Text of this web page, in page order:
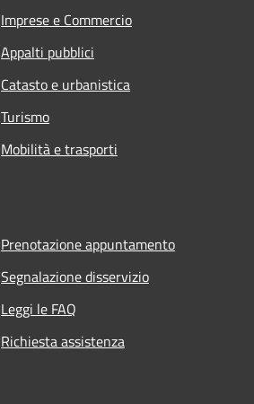
Imprese e Commercio
Appalti pubblici
Catasto e urbanistica
Turismo
Mobilità e trasporti
Prenotazione appuntamento
Segnalazione disservizio
Leggi le FAQ
Richiesta assistenza